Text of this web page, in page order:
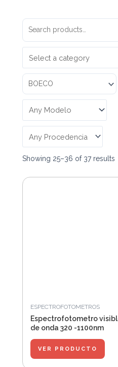
Search
Showing 25–36 of 37 results
ESPECTROFOTOMETROS
Espectrofotometro
de onda 320 -1100nm
VER PRODUCTO